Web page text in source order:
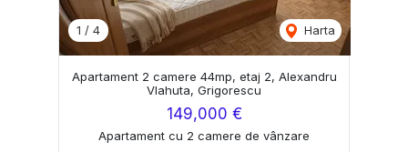
1 / 4 Harta
Apartament 2 camere 44mp, etaj 2, Alexandru
Vlahuta, Grigorescu
149,000 €
Apartament cu 2 camere de vânzare